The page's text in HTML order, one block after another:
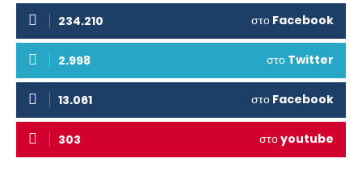
234.210 στο Facebook
2.998 στο Twitter
13.061 στο Facebook
303 στοyoutube